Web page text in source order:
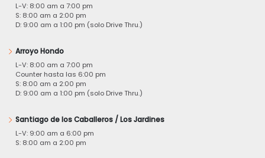
L-V: 8:00 am a 7:00 pm
S: 8:00 am a 2:00 pm
D: 9:00 am a 1:00 pm (solo Drive Thru.)
Arroyo Hondo
L-V: 8:00 am a 7:00 pm
Counter hasta las 6:00 pm
S: 8:00 am a 2:00 pm
D: 9:00 am a 1:00 pm (solo Drive Thru.)
Santiago de los Caballeros / Los Jardines
L-V: 9:00 am a 6:00 pm
S: 8:00 am a 2:00 pm